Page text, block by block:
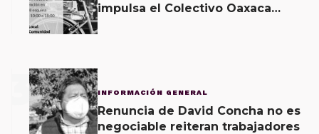
impulsa el Colectivo Oaxaca
3 INFORMACIÓN GENERAL
Renuncia de David Concha no es
negociable reiteran trabajadores